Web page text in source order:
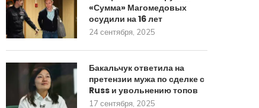
«Сумма» Магомедовых
осудили на 16 лет
24 сентября, 2025
Бакальчук ответила на
претензии мужа по сделке с
Russ и увольнению топов
17 сентября, 2025